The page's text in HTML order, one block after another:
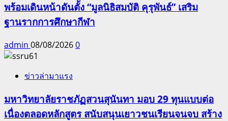
พร้อมเดินหน้าดันตั้ง “มูลนิธิสมบัติ คุรุพันธ์” เสริม
ฐานรากการศึกษากีฬา
admin 08/08/20260
ข่าวล่ามาแรง
มหาวิทยาลัยราชภัฏสวนสุนันทา มอบ 29 ทุนแบบต่อ
เนื่องตลอดหลักสูตร สนับสนุนเยาวชนเรียนจนจบ สร้าง